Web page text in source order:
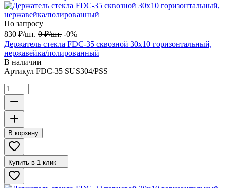
По запросу
830 ₽/шт. 0 ₽/шт. -0%
Держатель стекла FDC-35 сквозной 30х10 горизонтальный,
нержавейка/полированный
В наличии
Артикул FDC-35 SUS304/PSS
В корзину
Купить в 1 клик